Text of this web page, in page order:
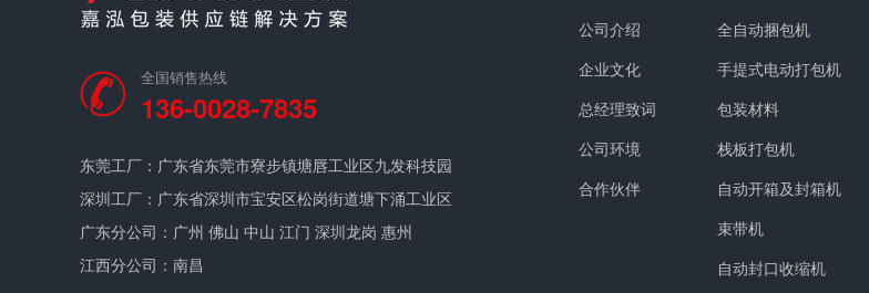
全国销售热线
136-0028-7835
东莞工厂：广东省东莞市寮步镇塘唇工业区九发科技园
深圳工厂：广东省深圳市宝安区松岗街道塘下涌工业区
广东分公司：广州 佛山 中山 江门 深圳龙岗 惠州
江西分公司：南昌
公司介绍
企业文化
总经理致词
公司环境
合作伙伴
全自动捆包机
手提式电动打包机
包装材料
栈板打包机
自动开箱及封箱机
束带机
自动封口收缩机